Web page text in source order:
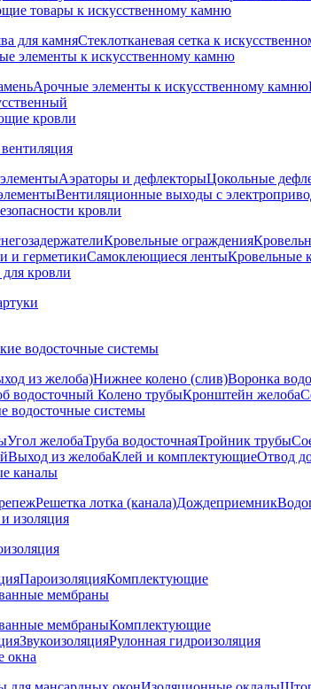
товары к искусственному камню
для камняСтеклотканевая сетка к
элементы к искусственному камню
Арочные элементы к искусственному камню
кровли
Аэраторы и дефлекторыЦокольные
Вентиляционные выходы с
кровли
Кровельные ограждения
и герметикиСамоклеющиеся лентыКровельные
кровли
водосточные системы
из желоба)Нижнее колено (слив)Воронка
водосточный Колено трубыКронштейн желоба
водосточные системы
Угол желобаТруба водосточнаяТройник трубы
Выход из желобаКлей и комплектующиеОтвод
каналы
Решетка лотка (канала)Дождеприемник
изоляция
ПароизоляцияКомплектующие
мембраны
мембраныКомплектующие
ЗвукоизоляцияРулонная гидроизоляция
окна